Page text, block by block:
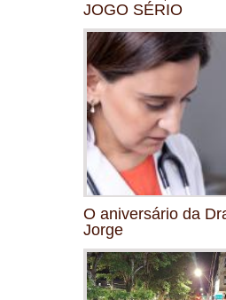
JOGO SÉRIO
O aniversário da
Jorge